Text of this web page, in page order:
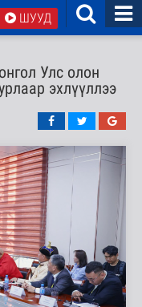
ШУУД
Улс олон
эхлүүллээ